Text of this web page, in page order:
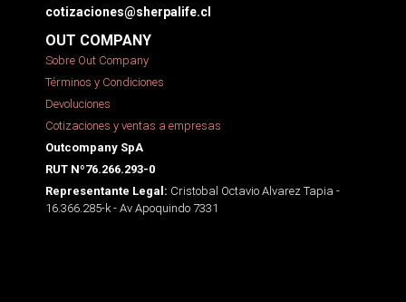
cotizaciones@sherpalife.cl
OUT COMPANY
Sobre Out Company
Términos y Condiciones
Devoluciones
Cotizaciones y ventas a empresas
Outcompany SpA
RUT Nº76.266.293-0
Representante Legal: Cristobal Octavio Alvarez Tapia -
16.366.285-k - Av Apoquindo 7331